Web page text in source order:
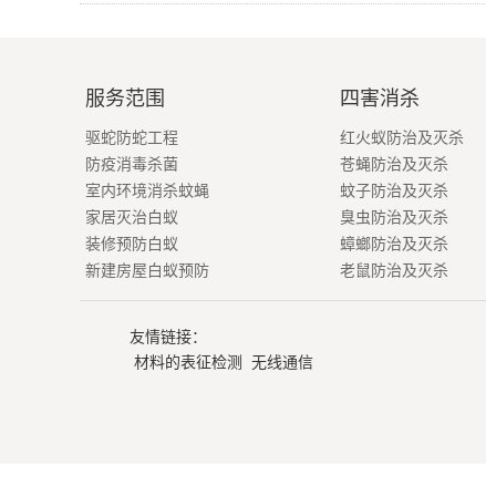
服务范围
驱蛇防蛇工程
防疫消毒杀菌
室内环境消杀蚊蝇
家居灭治白蚁
装修预防白蚁
新建房屋白蚁预防
四害消杀
红火蚁防治及灭杀
苍蝇防治及灭杀
蚊子防治及灭杀
臭虫防治及灭杀
蟑螂防治及灭杀
老鼠防治及灭杀
友情链接：
材料的表征检测
无线通信